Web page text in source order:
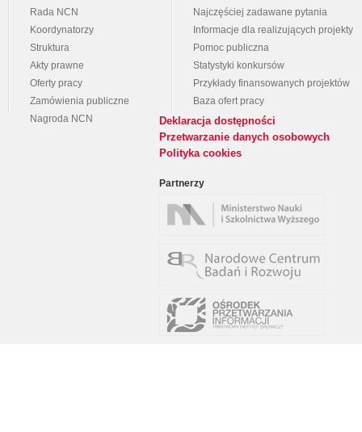
Rada NCN
Koordynatorzy
Struktura
Akty prawne
Oferty pracy
Zamówienia publiczne
Nagroda NCN
Najczęściej zadawane pytania
Informacje dla realizujących projekty
Pomoc publiczna
Statystyki konkursów
Przykłady finansowanych projektów
Baza ofert pracy
Deklaracja dostępności
Przetwarzanie danych osobowych
Polityka cookies
Partnerzy